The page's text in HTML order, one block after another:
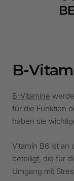
B-
B-Vitamine
für die Funktion
haben sie
Vitamin B6 ist an
beteiligt, die für
Umgang mit